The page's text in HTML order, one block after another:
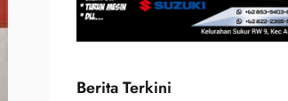
Berita Terkini